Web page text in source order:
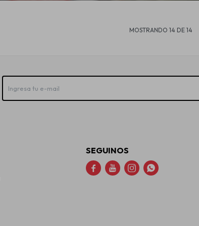
MOSTRANDO 14 DE 14
SEGUINOS
   